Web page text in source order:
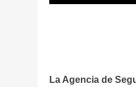
La Agencia de